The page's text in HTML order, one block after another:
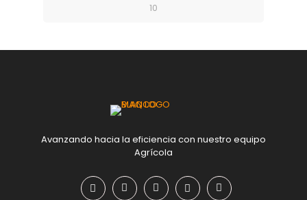
10
Avanzando hacia la eficiencia con nuestro equipo
Agrícola